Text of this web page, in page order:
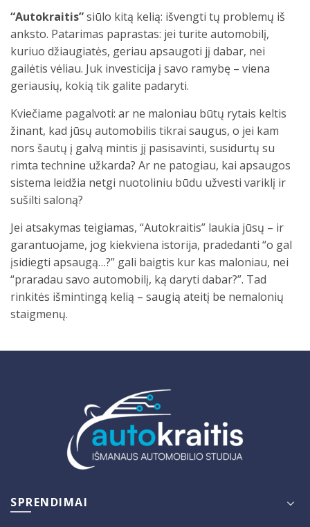
“Autokraitis”siūlo kitą kelią: išvengti tų problemų iš
anksto. Patarimas paprastas: jei turite automobilį,
kuriuo džiaugiatės, geriau apsaugoti jį dabar, nei
gailėtis vėliau. Juk investicija į savo ramybę – viena
geriausių, kokią tik galite padaryti.
Kviečiame pagalvoti: ar ne maloniau būtų rytais keltis
žinant, kad jūsų automobilis tikrai saugus, o jei kam
nors šautų į galvą mintis jį pasisavinti, susidurtų su
rimta technine užkarda? Ar ne patogiau, kai apsaugos
sistema leidžia netgi nuotoliniu būdu užvesti variklį ir
sušilti saloną?
Jei atsakymas teigiamas, “Autokraitis” laukia jūsų – ir
garantuojame, jog kiekviena istorija, pradedanti “o gal
įsidiegti apsaugą…?” gali baigtis kur kas maloniau, nei
“praradau savo automobilį, ką daryti dabar?”. Tad
rinkitės išmintingą kelią – saugią ateitį be nemalonių
staigmenų.
SPRENDIMAI